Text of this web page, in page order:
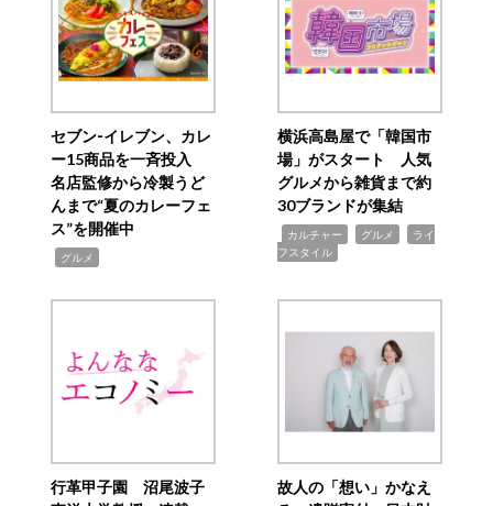
セブン‐イレブン、カレ
ー15商品を一斉投入
名店監修から冷製うど
んまで“夏のカレーフェ
ス”を開催中
グルメ
横浜高島屋で「韓国市
場」がスタート 人気
グルメから雑貨まで約
30ブランドが集結
カルチャー グルメ
ライ
フスタイル
行革甲子園 沼尾波子
故人の「想い」かなえ